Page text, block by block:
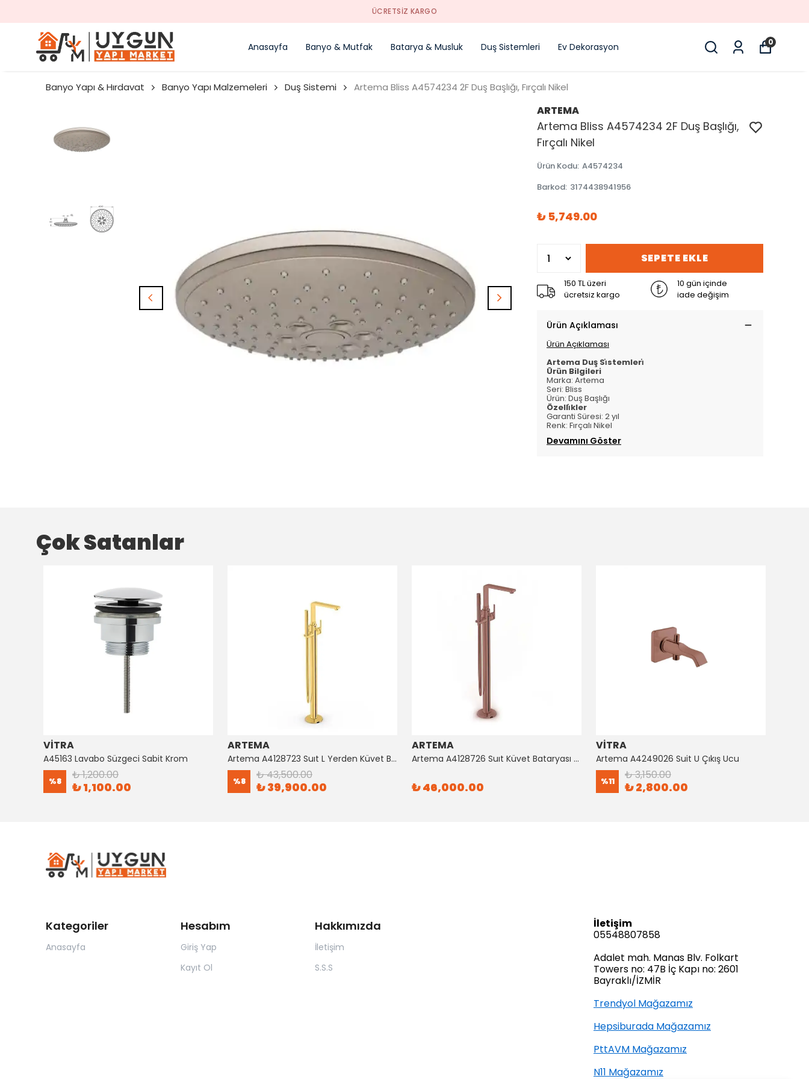
YENI SEZON ÜRÜNLER
Anasayfa Banyo & Mutfak Batarya & Musluk Duş Sistemleri Ev Dekorasyon 0
Banyo Yapı & Hırdavat Banyo Yapı Malzemeleri Duş Sistemi Artema Bliss A4574234 2F Duş Başlığı, Fırçalı Nikel
ARTEMA
Artema Bliss A4574234 2F Duş Başlığı,
Fırçalı Nikel
Ürün Kodu: A4574234
Barkod: 3174438941956
₺ 5,749.00
SEPETE EKLE
150 TL üzeri
ücretsiz kargo
10 gün içinde
iade değişim
Ürün Açıklaması
Ürün Açıklaması
Artema Duş Si̇stemleri̇
Ürün Bilgileri
Marka: Artema
Seri: Bliss
Ürün: Duş Başlığı
Özelli̇kler
Garanti Süresi: 2 yıl
Renk: Fırçalı Nikel
Devamını Göster
Çok Satanlar
VİTRA
A45163 Lavabo Süzgeci Sabit Krom
%8 ₺ 1,200.00
₺ 1,100.00
ARTEMA
Artema A4128723 Suıt L Yerden Küvet Bataryası Altın
%8 ₺ 43,500.00
₺ 39,900.00
ARTEMA
Artema A4128726 Suıt Küvet Bataryası Bakır
₺ 46,000.00
VİTRA
Artema A4249026 Suit U Çıkış Ucu
%11 ₺ 3,150.00
₺ 2,800.00
Kategoriler
Anasayfa
Hesabım
Giriş Yap
Kayıt Ol
Hakkımızda
İletişim
S.S.S
İletişim
05548807858
Adalet mah. Manas Blv. Folkart
Towers no: 47B İç Kapı no: 2601
Bayraklı/İZMİR
Trendyol Mağazamız
Hepsiburada Mağazamız
PttAVM Mağazamız
N11 Mağazamız